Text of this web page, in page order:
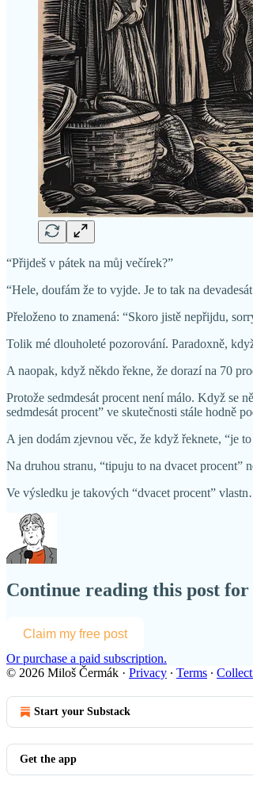
“Přijdeš v pátek na můj večírek?”
“Hele, doufám že to vyjde. Je to tak na
Přeloženo to znamená: “Skoro jistě nepřijdu,
Tolik mé dlouholeté pozorování. Paradoxně,
A naopak, když někdo řekne, že dorazí na 70
Protože sedmdesát procent není málo. Když se
sedmdesát procent” ve skutečnosti stále hodně
A jen dodám zjevnou věc, že když řeknete, “je
Na druhou stranu, “tipuju to na dvacet procent”
Ve výsledku je takových “dvacet procent”
Continue reading this post
Claim my free post
Or purchase a paid subscription.
© 2026 Miloš Čermák · Privacy ∙ Terms ∙
Start your Substack
Get the app